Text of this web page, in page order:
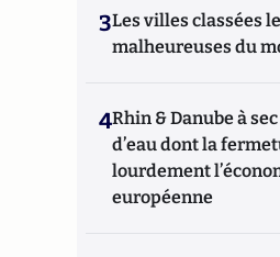
3Les villes classées
malheureuses du
4Rhin & Danube à
d’eau dont la
lourdement
européenne